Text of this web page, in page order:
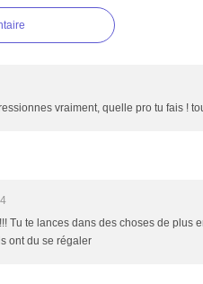
vraiment, quelle pro tu fais !
Tu te lances dans des choses de plus
ont du se régaler